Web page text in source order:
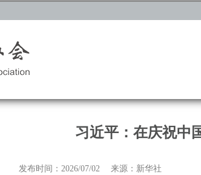
习近平：在庆祝中
发布时间：2026/07/02 来源：新华社